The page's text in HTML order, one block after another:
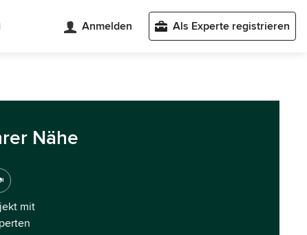
Anmelden Als Experte registrieren
Nähe
mit